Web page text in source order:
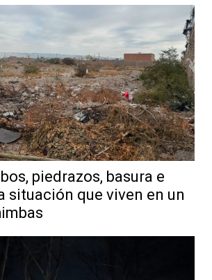
piedrazos, basura e
situación que viven en un